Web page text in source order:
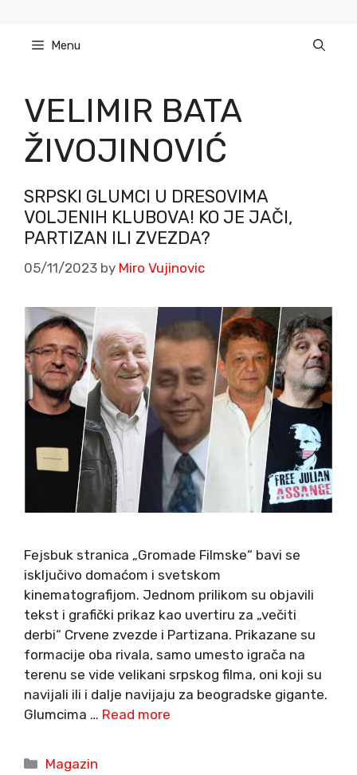
content Menu
VELIMIR BATA
ŽIVOJINOVIĆ
SRPSKI GLUMCI U DRESOVIMA
VOLJENIH KLUBOVA! KO JE JAČI,
PARTIZAN ILI ZVEZDA?
05/11/2023 by Miro Vujinovic
Fejsbuk stranica „Gromade Filmske“ bavi se
isključivo domaćom i svetskom
kinematografijom. Jednom prilikom su objavili
tekst i grafički prikaz kao uvertiru za „večiti
derbi“ Crvene zvezde i Partizana. Prikazane su
formacije oba rivala, samo umesto igrača na
terenu se vide velikani srpskog filma, oni koji su
navijali ili i dalje navijaju za beogradske gigante.
Glumcima … Read more
Categories
Magazin